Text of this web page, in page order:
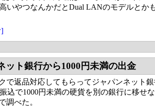
いやつなんかだとDual LANのモデルとか
]
ット銀行から1000円未満の出金
で返品対応してもらってジャパンネット
込で1000円未満の硬貨を別の銀行に移せ
調べた。